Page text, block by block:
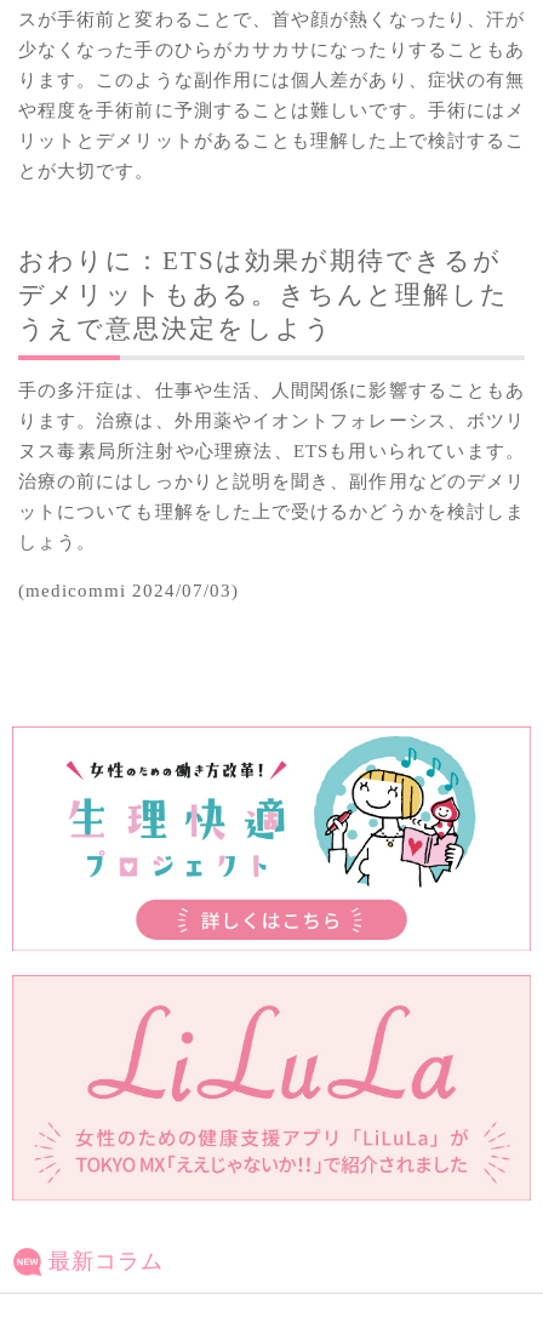
スが手術前と変わることで、首や顔が熱くなったり、汗が
少なくなった手のひらがカサカサになったりすることもあ
ります。このような副作用には個人差があり、症状の有無
や程度を手術前に予測することは難しいです。手術にはメ
リットとデメリットがあることも理解した上で検討するこ
とが大切です。
おわりに：ETSは効果が期待できるが
デメリットもある。きちんと理解した
うえで意思決定をしよう
手の多汗症は、仕事や生活、人間関係に影響することもあ
ります。治療は、外用薬やイオントフォレーシス、ボツリ
ヌス毒素局所注射や心理療法、ETSも用いられています。
治療の前にはしっかりと説明を聞き、副作用などのデメリ
ットについても理解をした上で受けるかどうかを検討しま
しょう。
(medicommi 2024/07/03)
最新コラム